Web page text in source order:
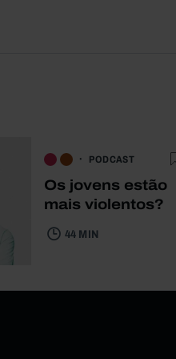
PODCAST
Os jovens estão
mais violentos?
44 MIN